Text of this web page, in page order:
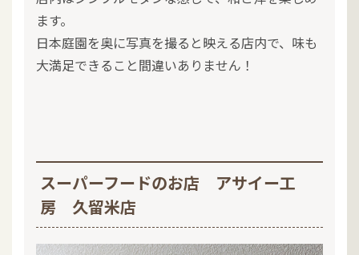
ます。
日本庭園を奥に写真を撮ると映える店内で、味も
大満足できること間違いありません！
スーパーフードのお店 アサイー工
房 久留米店